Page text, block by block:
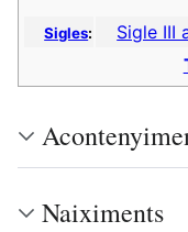
Sigles: Sigle III
Naiximents